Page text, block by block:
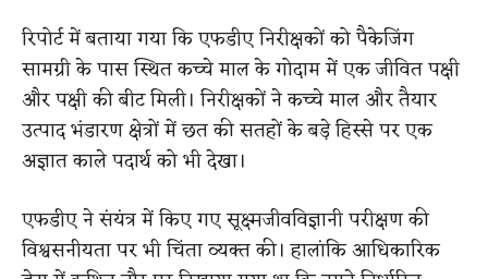
रिपोर्ट में बताया गया कि एफडीए निरीक्षकों को पैकेजिंग
सामग्री के पास स्थित कच्चे माल के गोदाम में एक जीवित पक्षी
और पक्षी की बीट मिली। निरीक्षकों ने कच्चे माल और तैयार
उत्पाद भंडारण क्षेत्रों में छत की सतहों के बड़े हिस्से पर एक
अज्ञात काले पदार्थ को भी देखा।
एफडीए ने संयंत्र में किए गए सूक्ष्मजीवविज्ञानी परीक्षण की
विश्वसनीयता पर भी चिंता व्यक्त की। हालांकि आधिकारिक